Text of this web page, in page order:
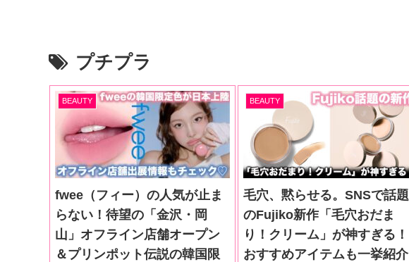
プチプラ
BEAUTY
fwee（フィー）の人気が止ま
らない！待望の「金沢・岡
山」オフライン店舗オープン
＆プリンポット伝説の韓国限
BEAUTY
毛穴、黙らせる。SNSで話題
のFujiko新作「毛穴おだま
り！クリーム」が神すぎる！
おすすめアイテムも一挙紹介